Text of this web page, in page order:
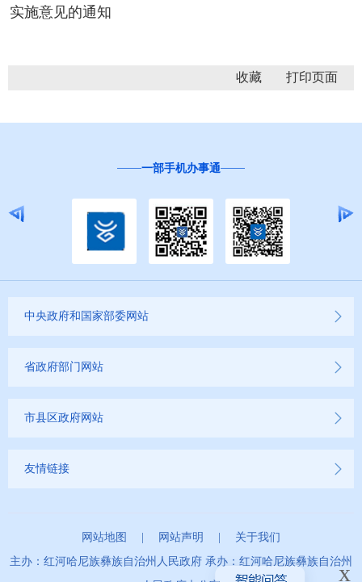
实施意见的通知
收藏
一部手机办事通
中央政府和国家部委网站
省政府部门网站
市县区政府网站
友情链接
网站地图 网站声明
关于我们
主办：红河哈尼族彝族自治州人民政府 承办：红河哈尼族彝族自治州
x